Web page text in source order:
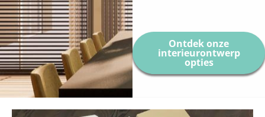
Ontdek onze
interieurontwerp
opties